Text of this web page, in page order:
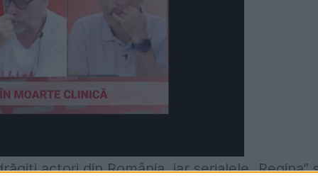
actori din România, iar serialele „Regina”